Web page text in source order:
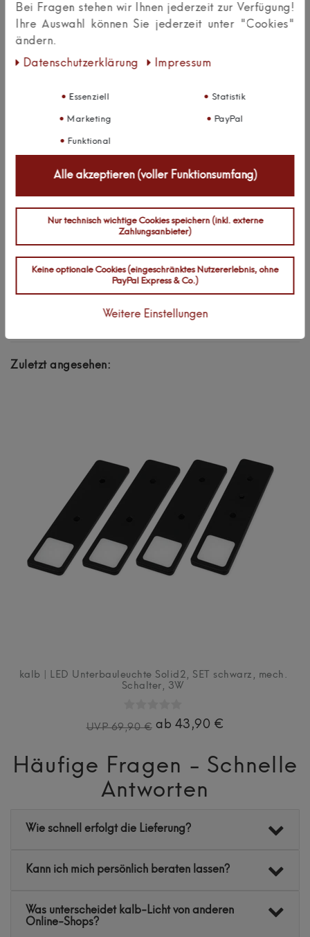
3
Bewertungssterne
5
Bewertungssternen
4
von
5
Bewertungssternen
3
von
5
Bewertungssternen
2
von
5
Bewertungssternen
5
Bewertungssternen
Ihr
Anzeigename
Platzhalter
Überschrift
Textbewertung
Produkt
Rezension senden
Zuletzt angesehen:
kalb | LED Unterbauleuchte Solid2, SET schwarz, mech.
Schalter, 3W
UVP 69,90 € ab 43,90 €
Häufige Fragen - Schnelle
Antworten
Wie schnell erfolgt die Lieferung?
Kann ich mich persönlich beraten lassen?
Was unterscheidet kalb-Licht von anderen
Online-Shops?
Bei Fragen stehen wir Ihnen jederzeit zur Verfügung!
Ihre Auswahl können Sie jederzeit unter "Cookies"
ändern.
Daten­schutz­erklärung
Impressum
Essenziell Statistik
Marketing PayPal
Funktional
Alle akzeptieren (voller Funktionsumfang)
Nur technisch wichtige Cookies speichern (inkl. externe
Zahlungsanbieter)
Keine optionale Cookies (eingeschränktes Nutzererlebnis, ohne
PayPal Express & Co.)
Weitere Einstellungen